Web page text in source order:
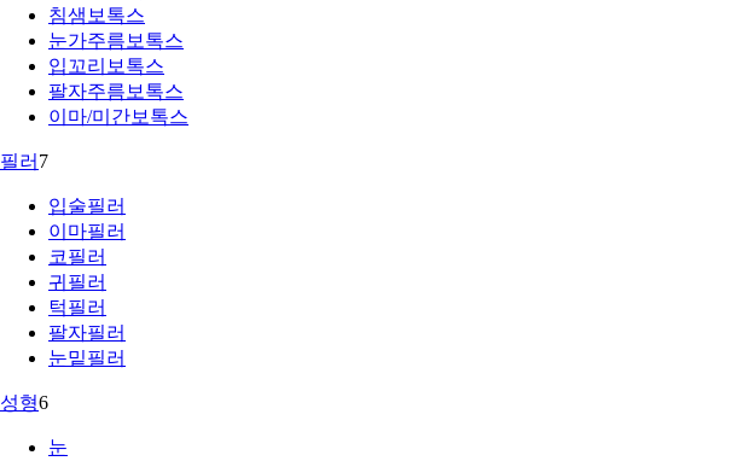
침샘보톡스
눈가주름보톡스
입꼬리보톡스
팔자주름보톡스
이마/미간보톡스
필러 7
입술필러
이마필러
코필러
귀필러
턱필러
팔자필러
눈밑필러
성형6
눈